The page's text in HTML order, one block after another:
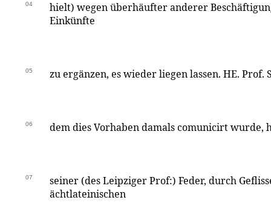
04
hielt) wegen überhäufter anderer
Einkünfte
05 zu ergänzen, es wieder liegen lassen. HE. Prof.
06 dem dies Vorhaben damals comunicirt wurde,
07
seiner (des Leipziger Prof:) Feder, durch
ächtlateinischen